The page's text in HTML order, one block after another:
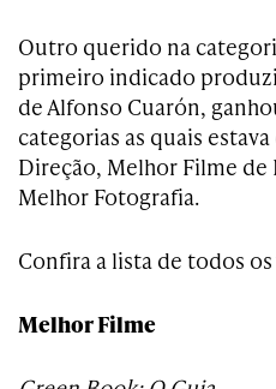
Outro querido na
primeiro indicado
de Alfonso Cuarón,
categorias as quais
Direção, Melhor Filme de
Melhor Fotografia.
Confira a lista de todos
Melhor Filme